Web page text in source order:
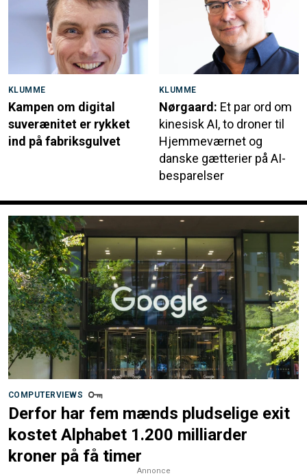
KLUMME
Kampen om digital
suverænitet er rykket
ind på fabriksgulvet
KLUMME
Nørgaard: Et par ord om
kinesisk AI, to droner til
Hjemmeværnet og
danske gætterier på AI-
besparelser
COMPUTERVIEWS
Derfor har fem mænds pludselige exit
kostet Alphabet 1.200 milliarder
kroner på få timer
Annonce